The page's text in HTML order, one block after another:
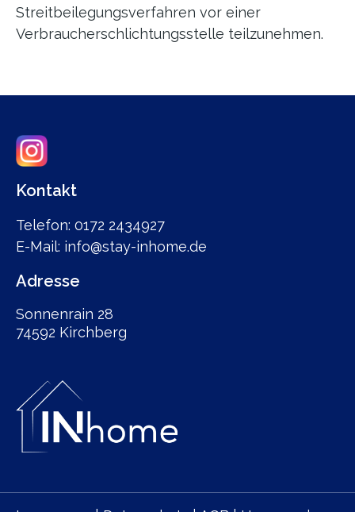
Streitbeilegungsverfahren vor einer
Verbraucherschlichtungsstelle teilzunehmen.
Adresse
Sonnenrain 28
74592 Kirchberg
Kontakt
Telefon: 0172 2434927
E-Mail: info@stay-inhome.de